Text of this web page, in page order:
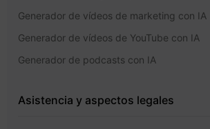
Generador de vídeos de marketing con IA
Generador de vídeos de YouTube con IA
Generador de podcasts con IA
Asistencia y aspectos legales